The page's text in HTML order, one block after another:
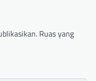
Ruas yang